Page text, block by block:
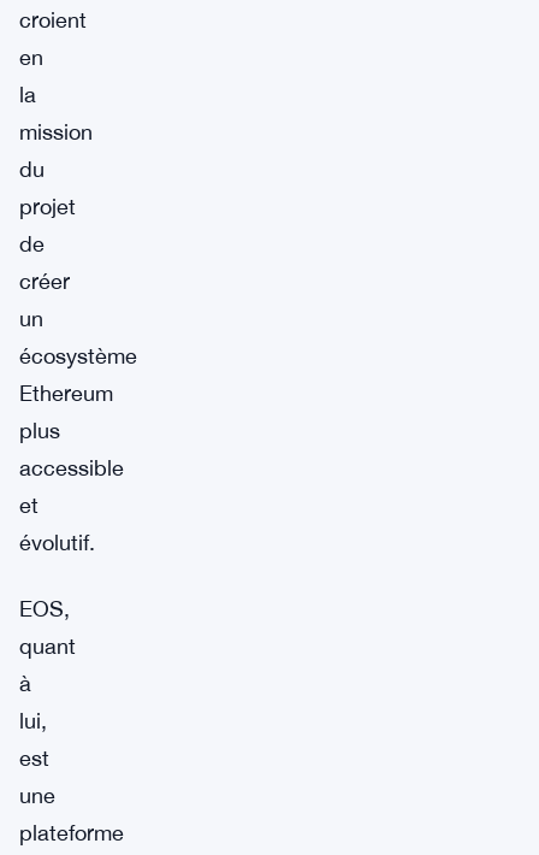
croient
en
la
mission
du
projet
de
créer
un
écosystème
Ethereum
plus
accessible
et
évolutif.
EOS,
quant
à
lui,
est
une
plateforme